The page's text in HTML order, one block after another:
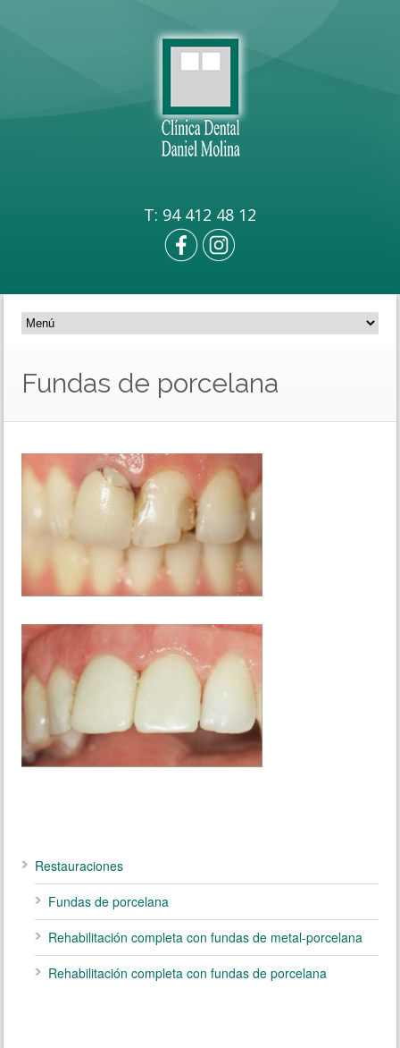
T: 94 412 48 12
Fundas de porcelana
Restauraciones
Fundas de porcelana
Rehabilitación completa con fundas de metal-porcelana
Rehabilitación completa con fundas de porcelana